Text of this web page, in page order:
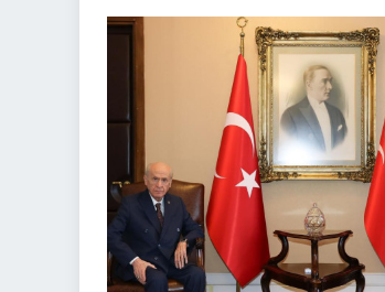
prioritetləri, Kipr məsələsi, terrorla
hədəflər daxil olmaqla bir çox
səsləndirib. O, milli birlik və səfərbərlik
Türkiyənin regional güc roluna diqqət